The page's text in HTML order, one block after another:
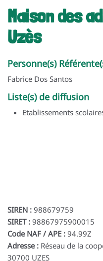
Maison des
Uzès
Personne(s)
Fabrice Dos Santos
Liste(s) de diffusion
Etablissements
SIREN : 988679759
SIRET : 98867975900015
Code NAF / APE : 94.99Z
Adresse : Réseau de la
30700 UZES